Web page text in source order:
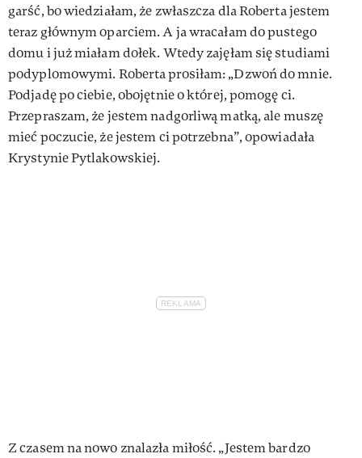
garść, bo wiedziałam, że zwłaszcza dla Roberta jestem
teraz głównym oparciem. A ja wracałam do pustego
domu i już miałam dołek. Wtedy zajęłam się studiami
podyplomowymi. Roberta prosiłam: „Dzwoń do mnie.
Podjadę po ciebie, obojętnie o której, pomogę ci.
Przepraszam, że jestem nadgorliwą matką, ale muszę
mieć poczucie, że jestem ci potrzebna”, opowiadała
Krystynie Pytlakowskiej.
Z czasem na nowo znalazła miłość. „Jestem bardzo